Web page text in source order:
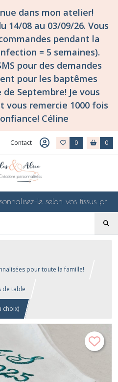
dans mon atelier!
14/08 au 03/09/26. Vous
pendant la
= 5 semaines).
pour des demandes
pour les baptêmes
Septembre! Je vous
vous remercie 1000 fois
Céline
Contact 0 0
Choisissez un modèle et personnalisez-le selon vos tissus préférés de mes collections en ligne, je le confectionnerai selon vos souhaits
pour toute la famille!
de table
choix)